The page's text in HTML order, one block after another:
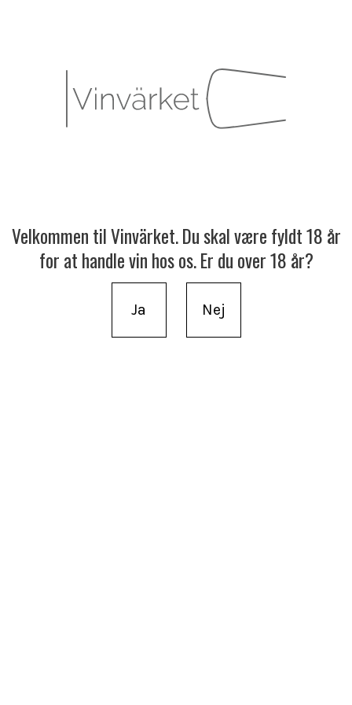
Velkommen til Vinvärket. Du skal være fyldt 18 år
for at handle vin hos os. Er du over 18 år?
Ja Nej